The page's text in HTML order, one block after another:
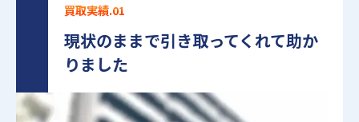
買取実績.01
現状のままで引き取ってくれて助か
りました